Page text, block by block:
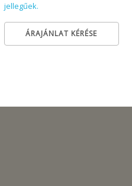
jellegűek.
ÁRAJÁNLAT KÉRÉSE